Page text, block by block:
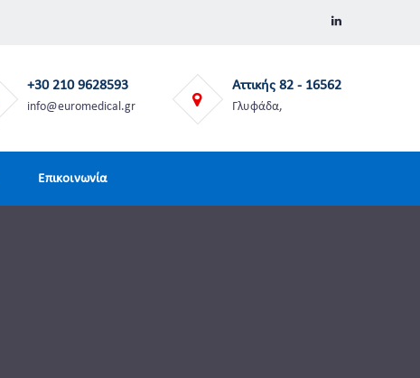
+30 210 9628593
info@euromedical.gr
Αττικής 82 - 16562
Γλυφάδα,
Επικοινωνία